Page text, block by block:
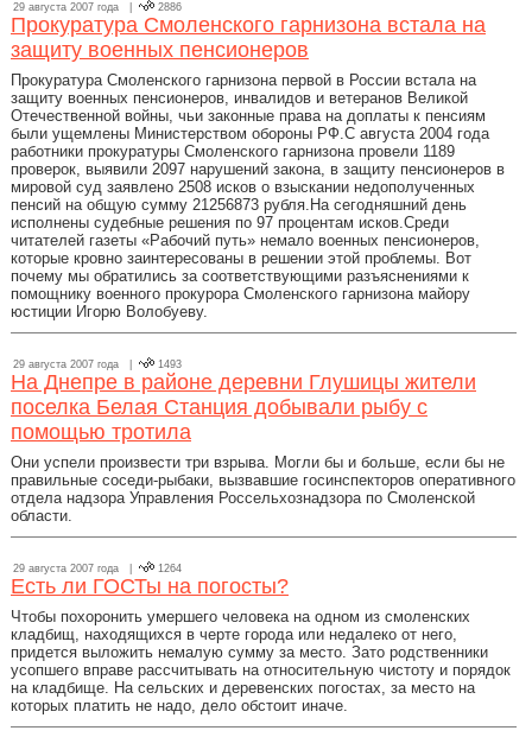
29 августа 2007 года | 2886
Прокуратура Смоленского гарнизона встала на
защиту военных пенсионеров
Прокуратура Смоленского гарнизона первой в России встала на
защиту военных пенсионеров, инвалидов и ветеранов Великой
Отечественной войны, чьи законные права на доплаты к пенсиям
были ущемлены Министерством обороны РФ.С августа 2004 года
работники прокуратуры Смоленского гарнизона провели 1189
проверок, выявили 2097 нарушений закона, в защиту пенсионеров в
мировой суд заявлено 2508 исков о взыскании недополученных
пенсий на общую сумму 21256873 рубля.На сегодняшний день
исполнены судебные решения по 97 процентам исков.Среди
читателей газеты «Рабочий путь» немало военных пенсионеров,
которые кровно заинтересованы в решении этой проблемы. Вот
почему мы обратились за соответствующими разъяснениями к
помощнику военного прокурора Смоленского гарнизона майору
юстиции Игорю Волобуеву.
29 августа 2007 года | 1493
На Днепре в районе деревни Глушицы жители
поселка Белая Станция добывали рыбу с
помощью тротила
Они успели произвести три взрыва. Могли бы и больше, если бы не
правильные соседи-рыбаки, вызвавшие госинспекторов оперативного
отдела надзора Управления Россельхознадзора по Смоленской
области.
29 августа 2007 года | 1264
Есть ли ГОСТы на погосты?
Чтобы похоронить умершего человека на одном из смоленских
кладбищ, находящихся в черте города или недалеко от него,
придется выложить немалую сумму за место. Зато родственники
усопшего вправе рассчитывать на относительную чистоту и порядок
на кладбище. На сельских и деревенских погостах, за место на
которых платить не надо, дело обстоит иначе.